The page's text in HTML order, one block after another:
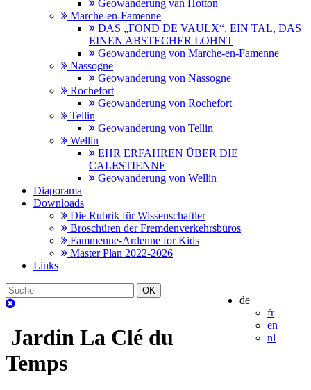
Geowanderung van Hotton
Marche-en-Famenne
DAS „FOND DE VAULX“, EIN TAL, DAS
EINEN ABSTECHER LOHNT
Geowanderung von Marche-en-Famenne
Nassogne
Geowanderung von Nassogne
Rochefort
Geowanderung von Rochefort
Tellin
Geowanderung von Tellin
Wellin
EHR ERFAHREN ÜBER DIE
CALESTIENNE
Geowanderung von Wellin
Diaporama
Downloads
Die Rubrik für Wissenschaftler
Broschüren der Fremdenverkehrsbüros
Fammenne-Ardenne for Kids
Master Plan 2022-2026
Links
de
fr
en
nl
OK
Jardin La Clé du
Temps